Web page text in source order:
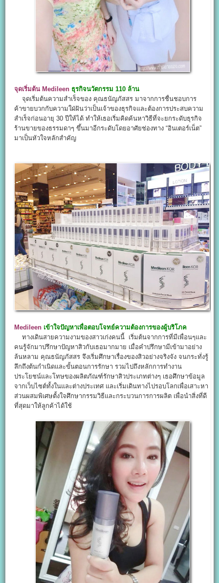
จุดเริ่มต้น Medileen ธุรกิจนวัตกรรม 110 ล้าน
จุดเริ่มต้นความสำเร็จของ คุณธนัญภัสสร มาจากการชื่นชอบการ
ค้าขายบวกกับความใฝ่ฝันว่าเป็นเจ้าของธุรกิจและต้องการประสบความ
สำเร็จก่อนอายุ 30 ปีให้ได้ ทำให้เธอเริ่มคิดค้นหาวิธีที่จะยกระดับธุรกิจ
ร้านขายของธรรมดาๆ ขึ้นมาอีกระดับโดยอาศัยช่องทาง “อินเตอร์เน็ต”
มาเป็นหัวใจหลักสำคัญ
Medileen เข้าใจปัญหาเพื่อตอบโจทย์ความต้องการของผู้บริโภค
ทางเดินสายความงามของสาวเก่งคนนี้ เริ่มต้นจากการที่มีเพื่อนๆและ
คนรู้จักมาปรึกษาปัญหาสิวกับเธอมากมาย เมื่อคำปรึกษามีเข้ามาอย่าง
ล้นหลาม คุณธนัญภัสสร จึงเริ่มศึกษาเรื่องของสิวอย่างจริงจัง จนกระทั่งรู้
ลึกถึงต้นกำเนิดและขั้นตอนการรักษา รวมไปถึงหลักการทำงาน
ประโยชน์และโทษของผลิตภัณฑ์รักษาสิวประเภทต่างๆ เธอศึกษาข้อมูล
จากเว็บไซต์ทั้งในและต่างประเทศ และเริ่มเดินทางไปรอบโลกเพื่อเสาะหา
ส่วนผสมพิเศษตั้งใจศึกษากรรมวิธีและกระบวนการการผลิต เพื่อนำสิ่งที่ดี
ที่สุดมาให้ลูกค้าได้ใช้